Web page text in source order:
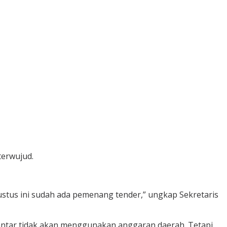
ini sudah ada pemenang tender,” ungkap Sekretaris